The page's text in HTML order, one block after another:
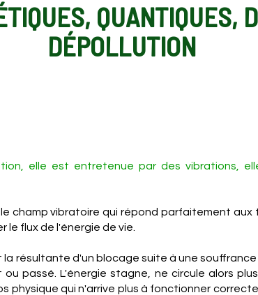
QUANTIQUES,
DÉPOLLUTION
elle est entretenue par des vibrations,
champ vibratoire qui répond parfaitement
le flux de l'énergie de vie.
résultante d'un blocage suite à une souffrance
passé. L'énergie stagne, ne circule alors
physique qui n'arrive plus à fonctionner